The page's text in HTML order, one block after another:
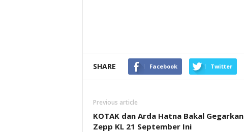
SHARE Facebook Twitter
Previous article
KOTAK dan Arda Hatna Bakal Gegarkan
Zepp KL 21 September Ini